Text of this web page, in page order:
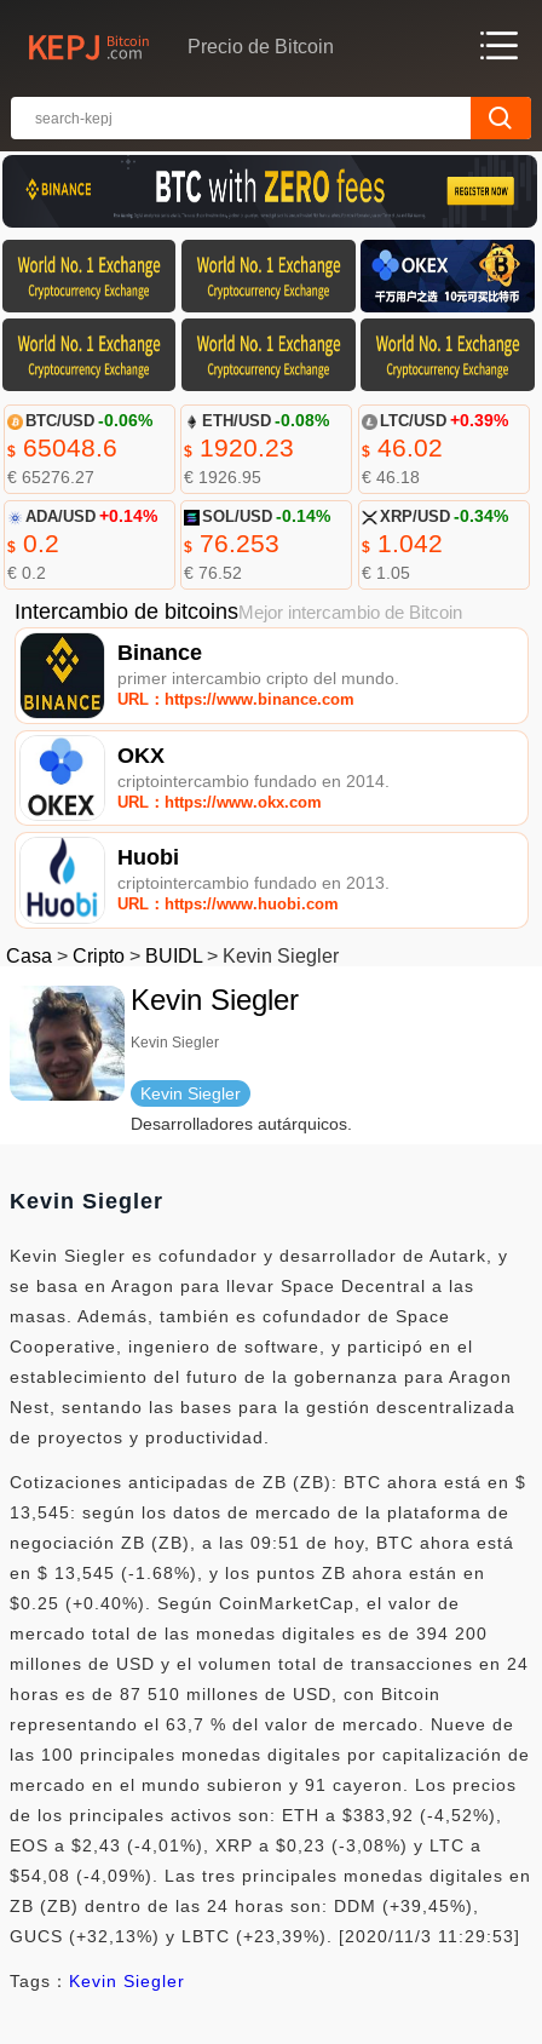
Precio de Bitcoin
BTC/USD -0.06%
$65048.6
€ 65276.27
ETH/USD -0.08%
$ 1920.23
€ 1926.95
LTC/USD +0.39%
$46.02
€ 46.18
ADA/USD +0.14%
$0.2
€ 0.2
SOL/USD -0.14%
$ 76.253
€ 76.52
XRP/USD -0.34%
$1.042
€ 1.05
Intercambio de bitcoinsMejor intercambio de Bitcoin
Binance
primer intercambio cripto del mundo.
URL：https://www.binance.com
OKX
criptointercambio fundado en 2014.
URL：https://www.okx.com
Huobi
criptointercambio fundado en 2013.
URL：https://www.huobi.com
Casa > Cripto > BUIDL > Kevin Siegler
Kevin Siegler
Kevin Siegler
Kevin Siegler
Desarrolladores autárquicos.
Kevin Siegler
Kevin Siegler es cofundador y desarrollador de Autark, y
se basa en Aragon para llevar Space Decentral a las
masas. Además, también es cofundador de Space
Cooperative, ingeniero de software, y participó en el
establecimiento del futuro de la gobernanza para Aragon
Nest, sentando las bases para la gestión descentralizada
de proyectos y productividad.
Cotizaciones anticipadas de ZB (ZB): BTC ahora está en $
13,545: según los datos de mercado de la plataforma de
negociación ZB (ZB), a las 09:51 de hoy, BTC ahora está
en $ 13,545 (-1.68%), y los puntos ZB ahora están en
$0.25 (+0.40%). Según CoinMarketCap, el valor de
mercado total de las monedas digitales es de 394 200
millones de USD y el volumen total de transacciones en 24
horas es de 87 510 millones de USD, con Bitcoin
representando el 63,7 % del valor de mercado. Nueve de
las 100 principales monedas digitales por capitalización de
mercado en el mundo subieron y 91 cayeron. Los precios
de los principales activos son: ETH a $383,92 (-4,52%),
EOS a $2,43 (-4,01%), XRP a $0,23 (-3,08%) y LTC a
$54,08 (-4,09%). Las tres principales monedas digitales en
ZB (ZB) dentro de las 24 horas son: DDM (+39,45%),
GUCS (+32,13%) y LBTC (+23,39%). [2020/11/3 11:29:53]
Tags： Kevin Siegler